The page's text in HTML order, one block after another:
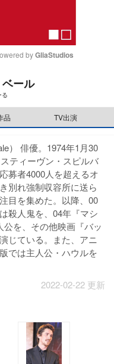
by GliaStudios
ール
る
品 TV出演
） 俳優。1974年1月30
ティーヴン・スピルバ
募者4000人を超えるオ
別れ強制収容所に送ら
目を集めた。以降、00
殺人鬼を、04年『マシ
を、その他映画『バッ
じている。また、アニ
では主人公・ハウルを
2022-02-22 更新